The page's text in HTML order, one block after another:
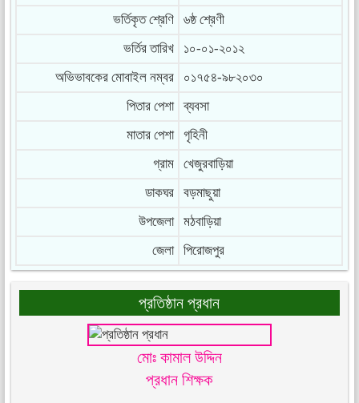
ভর্তিকৃত শ্রেণি
৬ষ্ঠ শ্রেণী
ভর্তির তারিখ
১০-০১-২০১২
অভিভাবকের মোবাইল নম্বর
০১৭৫৪-৯৮২০৩০
পিতার পেশা
ব্যবসা
মাতার পেশা
গৃহিনী
গ্রাম
খেজুরবাড়িয়া
ডাকঘর
বড়মাছুয়া
উপজেলা
মঠবাড়িয়া
জেলা
পিরোজপুর
প্রতিষ্ঠান প্রধান
মোঃ কামাল উদ্দিন
প্রধান শিক্ষক